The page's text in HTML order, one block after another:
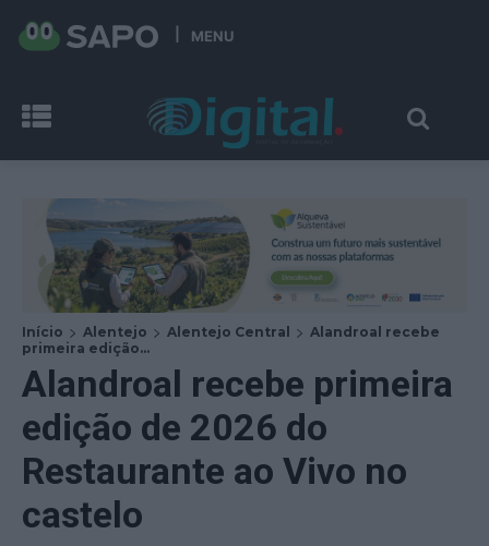
MENU
Início Alentejo Alentejo Central
Alandroal recebe
primeira edição...
Alandroal recebe primeira
edição de 2026 do
Restaurante ao Vivo no
castelo